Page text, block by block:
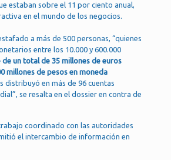
estaban sobre el 11 por ciento anual,
en el mundo de los negocios.
a más de 500 personas, “quienes
entre los 10.000 y 600.000
un total de 35 millones de euros
millones de pesos en moneda
distribuyó en más de 96 cuentas
se resalta en el dossier en contra de
coordinado con las autoridades
el intercambio de información en